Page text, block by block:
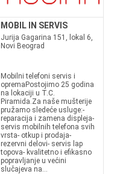
MOBIL IN SERVIS
Jurija Gagarina 151, lokal 6,
Novi Beograd
Mobilni telefoni servis i
opremaPostojimo 25 godina
na lokaciji u T.C.
Piramida.Za naše mušterije
pružamo sledeće usluge:-
reparacija i zamena displeja-
servis mobilnih telefona svih
vrsta- otkup i prodaja-
rezervni delovi- servis lap
topova- kvalitetno i efikasno
popravljanje u većini
slučajeva na...